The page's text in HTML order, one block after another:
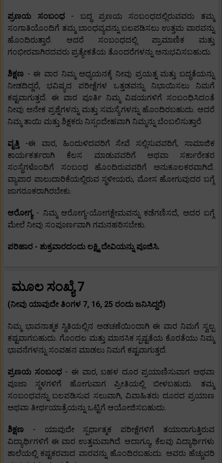
ಪ್ರಣಯ ಸಂಬಂಧ - ಬದ್ಧ ಪ್ರಣಯ ಸಂಬಂಧದಲ್ಲಿರುವವರು ತಮ್ಮ
ಸಂಗಾತಿಯೊಂದಿಗೆ ತಮ್ಮ ಬಾಂಧವ್ಯವನ್ನು ಬಲಪಡಿಸಲು ಉತ್ತಮ ವಾರವನ್ನು
ಹೊಂದಿರುತ್ತಾರೆ. ಆದರೆ ಸಂಬಂಧದಲ್ಲಿ ಪ್ರಾಮಾಣಿಕ ಮತ್ತು
ಗಂಭೀರವಾಗಿರದವರು ಪ್ರತ್ಯೇಕತೆಯ ತೊಂದರೆಗಳನ್ನು ಅನುಭವಿಸಬಹುದು.
ಶಿಕ್ಷಣ - ಈ ವಾರ ನಿಮ್ಮ ಅಧ್ಯಯನಕ್ಕೆ ನೀವು ಪ್ರಯತ್ನ ಮತ್ತು ಬದ್ಧತೆಯನ್ನು
ನೀಡದಿದ್ದರೆ, ಭವಿಷ್ಯದ ಪರೀಕ್ಷೆಗಳ ಒತ್ತಡವನ್ನು ನಿಭಾಯಿಸಲು ನಿಮಗೆ
ಕಷ್ಟವಾಗುತ್ತದೆ. ಈ ವಾರ ಪೂರ್ತಿ ನಿಮ್ಮ ವಿಷಯಗಳಿಗೆ ಸಂಬಂಧಿಸಿದಂತೆ
ನೀವು ಅನೇಕ ಪ್ರಶ್ನೆಗಳನ್ನು ಮತ್ತು ಸಮಸ್ಯೆಗಳನ್ನು ಹೊಂದಿರಬಹುದು. ಆದರೆ
ನಿಮ್ಮ ತಾಯಿ ಮತ್ತು ಶಿಕ್ಷಕರು ನಿಸ್ಸಂದೇಹವಾಗಿ ನಿಮ್ಮನ್ನು ಬೆಂಬಲಿಸುತ್ತಾರೆ.
ವೃತ್ತಿ -ಈ ವಾರ, ಹಿಂದುಳಿದವರಿಗೆ ಸೇವೆ ಸಲ್ಲಿಸುವವರಿಗೆ, ಸಾಮಾಜಿಕ
ಕಾರ್ಯಕರ್ತರಾಗಿ ಕೆಲಸ ಮಾಡುವವರಿಗೆ ಅಥವಾ ಸರ್ಕಾರೇತರ
ಸಂಸ್ಥೆಗಳೊಂದಿಗೆ ಸಂಬಂಧ ಹೊಂದಿರುವವರಿಗೆ ಅನುಕೂಲಕರವಾಗಿದೆ.
ವ್ಯಾಪಾರ ಪಾಲುದಾರಿಕೆಯಲ್ಲಿರುವ ಸ್ಥಳೀಯರು, ಮೋಸ ಹೋಗುವುದರ ಬಗ್ಗೆ
ಜಾಗರೂಕರಾಗಿರಬೇಕು.
ಆರೋಗ್ಯ - ನಿಮ್ಮ ಆರೋಗ್ಯ-ಯೋಗಕ್ಷೇಮವನ್ನು ಕಡೆಗಣಿಸದೆ, ಅದರ ಬಗ್ಗೆ
ಮೇಲೆ ನೀವು ಸಂಪೂರ್ಣವಾಗಿ ಗಮನಹರಿಸಬೇಕು.
ಪರಿಹಾರ - ಶುಕ್ರವಾರದಂದು ಲಕ್ಷ್ಮಿ ದೇವಿಯನ್ನು ಪೂಜಿಸಿ.
ಮೂಲ ಸಂಖ್ಯೆ 7
(ನೀವು ಯಾವುದೇ ತಿಂಗಳ 7, 16, 25 ರಂದು ಜನಿಸಿದ್ದರೆ)
ನಿಮ್ಮ ಭಾವನಾತ್ಮಕ ಸ್ಥಿತಿಯಲ್ಲಿನ ಅಡಚಣೆಯಿಂದಾಗಿ ಈ ವಾರ ನಿಮಗೆ ಸ್ವಲ್ಪ
ಕಷ್ಟವಾಗಬಹುದು. ಗೊಂದಲ ಮತ್ತು ಮಾನಸಿಕ ಸ್ಪಷ್ಟತೆಯ ಕೊರತೆಯು ನಿಮ್ಮ
ಭಾವನೆಗಳನ್ನು ಸಂವಹನ ಮಾಡಲು ನಿಮಗೆ ಕಷ್ಟವಾಗುತ್ತದೆ.
ಪ್ರಣಯ ಸಂಬಂಧ - ಈ ವಾರ, ಬಹಳ ದೂರ ಪ್ರಯಾಣಿಸುವಾಗ ಅಥವಾ
ಪೂಜಾ ಸ್ಥಳಗಳಿಗೆ ಹೋಗುವಾಗ ಪ್ರೀತಿಯಲ್ಲಿ ಬೀಳಬಹುದು. ತಮ್ಮ
ಸಂಬಂಧವನ್ನು ಬಲಪಡಿಸುವ ಸಲುವಾಗಿ, ವಿವಾಹಿತರು ದೂರದ ಪ್ರಯಾಣ
ಅಥವಾ ತೀರ್ಥಯಾತ್ರೆಯನ್ನು ಒಟ್ಟಿಗೆ ಆಯೋಜಿಸಬಹುದು.
ಶಿಕ್ಷಣ - ಯಾವುದೇ ಸ್ಪರ್ಧಾತ್ಮಕ ಪರೀಕ್ಷೆಗಳಿಗೆ ತಯಾರಾಗುತ್ತಿರುವ
ವಿದ್ಯಾರ್ಥಿಗಳಿಗೆ ಈ ವಾರ ಉತ್ತಮವಾಗಿದೆ. ಆದಾಗ್ಯೂ, ಕೆಲವು ವಿದ್ಯಾರ್ಥಿಗಳು
ಶಾಲೆಯಲ್ಲಿ ಕಷ್ಟಕರವಾದ ವಾರವನ್ನು ಹೊಂದಿರಬಹುದು. ಅವರು ಹೆಚ್ಚುವರಿ